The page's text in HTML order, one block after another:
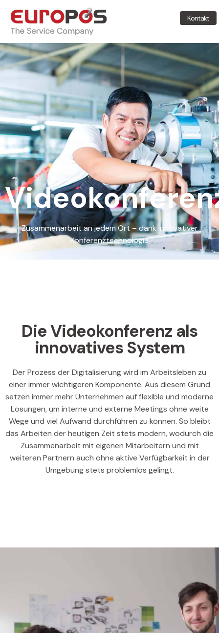
Zusammenarbeit an jedem Ort – dank innovativer
Konferenztechnologie
Die Videokonferenz als
innovatives System
Der Prozess der Digitalisierung wird im Arbeitsleben zu
einer immer wichtigeren Komponente. Aus diesem Grund
setzen immer mehr Unternehmen auf flexible und moderne
Lösungen, um interne und externe Meetings ohne weite
Wege und viel Aufwand durchführen zu können. So bleibt
das Arbeiten der heutigen Zeit stets modern, wodurch die
Zusammenarbeit mit eigenen Mitarbeitern und mit
weiteren Partnern auch ohne aktive Verfügbarkeit in der
Umgebung stets problemlos gelingt.